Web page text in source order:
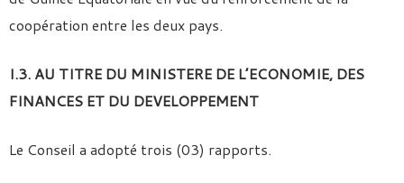
coopération entre les deux pays.
I.3. AU TITRE DU MINISTERE DE L’ECONOMIE, DES
FINANCES ET DU DEVELOPPEMENT
Le Conseil a adopté trois (03) rapports.